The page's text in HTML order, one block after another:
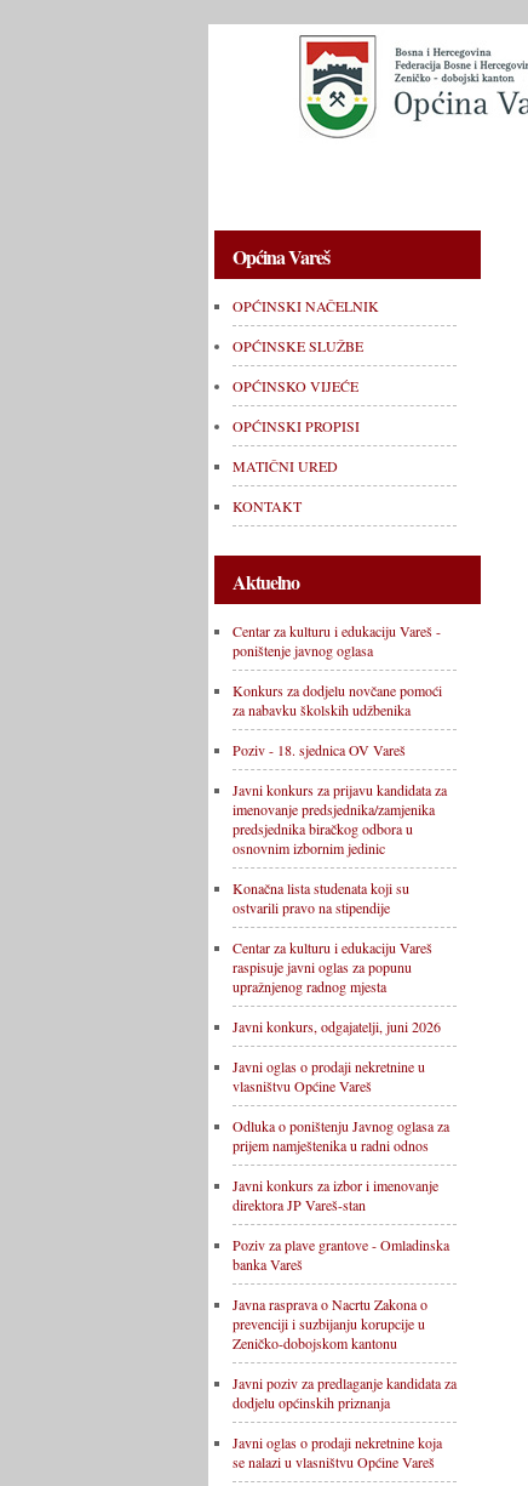
Općina Vareš
OPĆINSKI NAČELNIK
OPĆINSKE SLUŽBE
OPĆINSKO VIJEĆE
OPĆINSKI PROPISI
MATIČNI URED
KONTAKT
Aktuelno
Centar za kulturu i edukaciju Vareš -
poništenje javnog oglasa
Konkurs za dodjelu novčane pomoći
za nabavku školskih udžbenika
Poziv - 18. sjednica OV Vareš
Javni konkurs za prijavu kandidata za
imenovanje predsjednika/zamjenika
predsjednika biračkog odbora u
osnovnim izbornim jedinic
Konačna lista studenata koji su
ostvarili pravo na stipendije
Centar za kulturu i edukaciju Vareš
raspisuje javni oglas za popunu
upražnjenog radnog mjesta
Javni konkurs, odgajatelji, juni 2026
Javni oglas o prodaji nekretnine u
vlasništvu Općine Vareš
Odluka o poništenju Javnog oglasa za
prijem namještenika u radni odnos
Javni konkurs za izbor i imenovanje
direktora JP Vareš-stan
Poziv za plave grantove - Omladinska
banka Vareš
Javna rasprava o Nacrtu Zakona o
prevenciji i suzbijanju korupcije u
Zeničko-dobojskom kantonu
Javni poziv za predlaganje kandidata za
dodjelu općinskih priznanja
Javni oglas o prodaji nekretnine koja
se nalazi u vlasništvu Općine Vareš